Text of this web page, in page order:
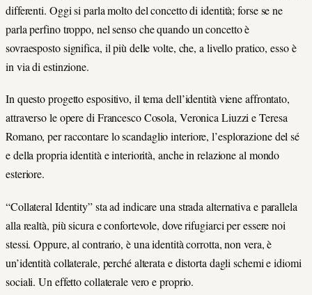
differenti. Oggi si parla molto del concetto di identità; forse se ne
parla perfino troppo, nel senso che quando un concetto è
sovraesposto significa, il più delle volte, che, a livello pratico, esso è
in via di estinzione.
In questo progetto espositivo, il tema dell’identità viene affrontato,
attraverso le opere di Francesco Cosola, Veronica Liuzzi e Teresa
Romano, per raccontare lo scandaglio interiore, l’esplorazione del sé
e della propria identità e interiorità, anche in relazione al mondo
esteriore.
“Collateral Identity” sta ad indicare una strada alternativa e parallela
alla realtà, più sicura e confortevole, dove rifugiarci per essere noi
stessi. Oppure, al contrario, è una identità corrotta, non vera, è
un’identità collaterale, perché alterata e distorta dagli schemi e idiomi
sociali. Un effetto collaterale vero e proprio.